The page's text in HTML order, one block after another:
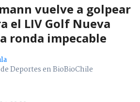
vuelve a golpear
el LIV Golf Nueva
ronda impecable
Deportes en BioBioChile